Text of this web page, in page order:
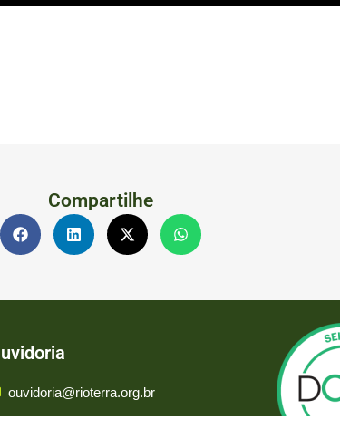
Compartilhe
ouvidoria@rioterra.org.br